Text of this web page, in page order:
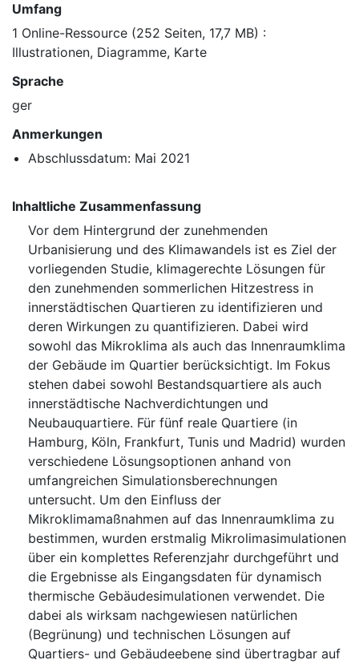
Umfang
1 Online-Ressource (252 Seiten, 17,7 MB) :
Illustrationen, Diagramme, Karte
Sprache
ger
Anmerkungen
Abschlussdatum: Mai 2021
Inhaltliche Zusammenfassung
Vor dem Hintergrund der zunehmenden
Urbanisierung und des Klimawandels ist es Ziel der
vorliegenden Studie, klimagerechte Lösungen für
den zunehmenden sommerlichen Hitzestress in
innerstädtischen Quartieren zu identifizieren und
deren Wirkungen zu quantifizieren. Dabei wird
sowohl das Mikroklima als auch das Innenraumklima
der Gebäude im Quartier berücksichtigt. Im Fokus
stehen dabei sowohl Bestandsquartiere als auch
innerstädtische Nachverdichtungen und
Neubauquartiere. Für fünf reale Quartiere (in
Hamburg, Köln, Frankfurt, Tunis und Madrid) wurden
verschiedene Lösungsoptionen anhand von
umfangreichen Simulationsberechnungen
untersucht. Um den Einfluss der
Mikroklimamaßnahmen auf das Innenraumklima zu
bestimmen, wurden erstmalig Mikrolimasimulationen
über ein komplettes Referenzjahr durchgeführt und
die Ergebnisse als Eingangsdaten für dynamisch
thermische Gebäudesimulationen verwendet. Die
dabei als wirksam nachgewiesen natürlichen
(Begrünung) und technischen Lösungen auf
Quartiers- und Gebäudeebene sind übertragbar auf